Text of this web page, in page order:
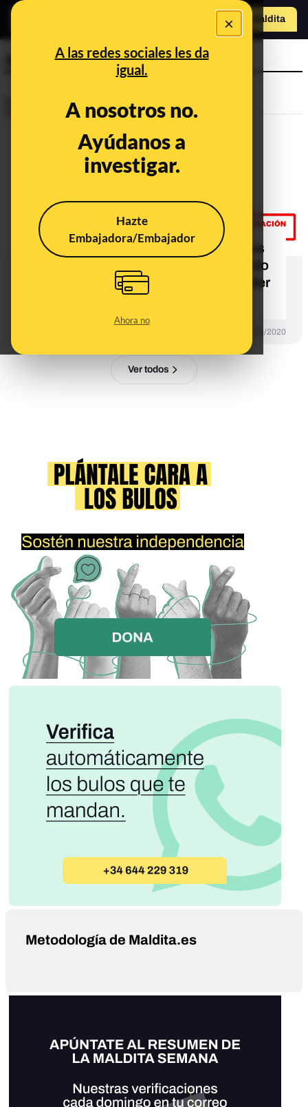
×
A las redes sociales les da
igual.
A nosotros no.
Ayúdanos a
investigar.
Hazte
Embajadora/Embajador
Ahora no
Hazte Maldita
apartarse
No, no hay pruebas de que Podemos
haya tuiteado que "cuando un partido
en el Gobierno está imputado, su líder
y su cúpula deben dimitir"
14/08/2020
Ver todos
Metodología de Maldita.es